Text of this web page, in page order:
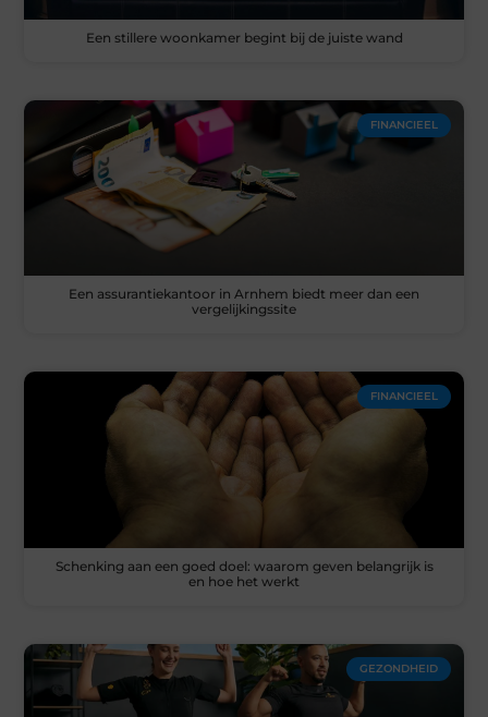
Een stillere woonkamer begint bij de juiste wand
FINANCIEEL
Een assurantiekantoor in Arnhem biedt meer dan een
vergelijkingssite
FINANCIEEL
Schenking aan een goed doel: waarom geven belangrijk is
en hoe het werkt
GEZONDHEID